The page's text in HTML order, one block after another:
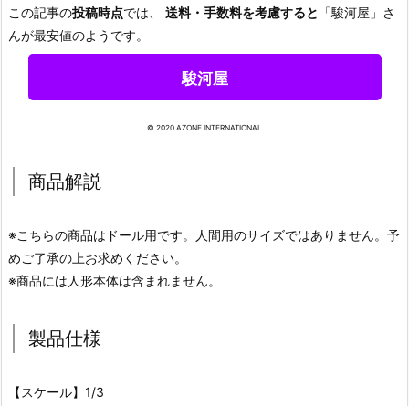
この記事の投稿時点では、 送料・手数料を考慮すると 「駿河屋」さ
んが最安値のようです。
駿河屋
© 2020 AZONE INTERNATIONAL
商品解説
※こちらの商品はドール用です。人間用のサイズではありません。予
めご了承の上お求めください。
※商品には人形本体は含まれません。
製品仕様
【スケール】1/3